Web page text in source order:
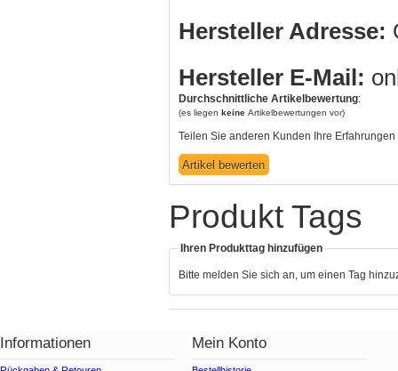
Hersteller Adresse:
Hersteller E-Mail:
Durchschnittliche Artikelbewertung:
(es liegen keine Artikelbewertungen vor)
Teilen Sie anderen Kunden Ihre Erfahrungen
Produkt Tags
Ihren Produkttag hinzufügen
Bitte melden Sie sich an, um einen Tag
Informationen Mein Konto